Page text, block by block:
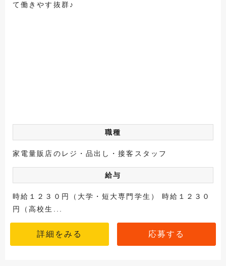
て働きやす抜群♪
職種
家電量販店のレジ・品出し・接客スタッフ
給与
時給１２３０円（大学・短大専門学生） 時給１２３０
円（高校生...
詳細をみる 応募する